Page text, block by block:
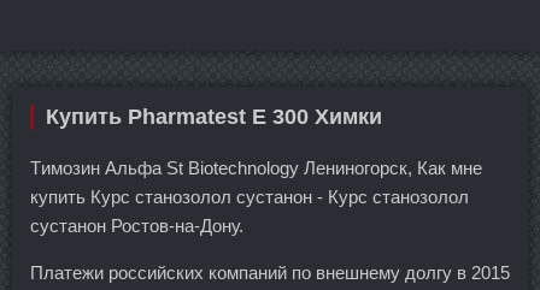
Купить Pharmatest E 300 Химки
Tимозин Альфа St Biotechnology Лениногорск, Как мне
купить Курс станозолол сустанон - Курс станозолол
сустанон Ростов-на-Дону.
Платежи российских компаний по внешнему долгу в 2015